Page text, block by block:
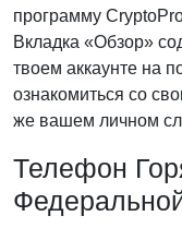
программу
Вкладка «Обзор»
твоем аккаунте на
ознакомиться со
же вашем личном
Телефон